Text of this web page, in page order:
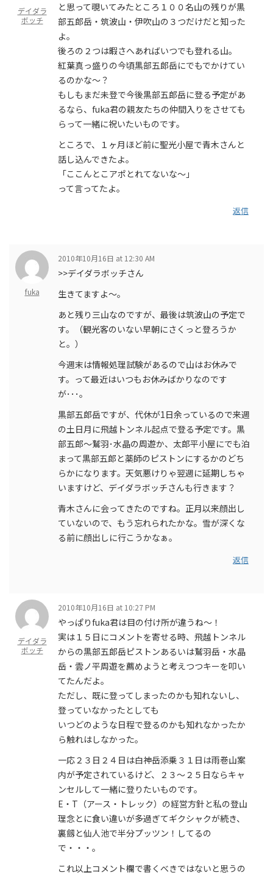
デイダラ
ボッチ
と思って覗いてみたところ１００名山の残りが黒
部五郎岳・筑波山・伊吹山の３つだけだと知った
よ。
後ろの２つは暇さへあればいつでも登れる山。
紅葉真っ盛りの今頃黒部五郎岳にでもでかけてい
るのかな～？
もしもまだ未登で今後黒部五郎岳に登る予定があ
るなら、fuka君の親友たちの仲間入りをさせても
らって一緒に祝いたいものです。
ところで、１ヶ月ほど前に聖光小屋で青木さんと
話し込んできたよ。
「ここんとこアポとれてないな～」
って言ってたよ。
返信
fuka
2010年10月16日 at 12:30 AM
>>デイダラボッチさん
生きてますよ〜。
あと残り三山なのですが、最後は筑波山の予定で
す。（観光客のいない早朝にさくっと登ろうか
と。）
今週末は情報処理試験があるので山はお休みで
す。って最近はいつもお休みばかりなのです
が･･･。
黒部五郎岳ですが、代休が1日余っているので来週
の土日月に飛越トンネル起点で登る予定です。黒
部五郎〜鷲羽･水晶の周遊か、太郎平小屋にでも泊
まって黒部五郎と薬師のピストンにするかのどち
らかになります。天気悪けりゃ翌週に延期しちゃ
いますけど、デイダラボッチさんも行きます？
青木さんに会ってきたのですね。正月以来顔出し
ていないので、もう忘れられたかな。雪が深くな
る前に顔出しに行こうかなぁ。
返信
デイダラ
ボッチ
2010年10月16日 at 10:27 PM
やっぱりfuka君は目の付け所が違うね～！
実は１５日にコメントを寄せる時、飛越トンネル
からの黒部五郎岳ピストンあるいは鷲羽岳・水晶
岳・雲ノ平周遊を薦めようと考えつつキーを叩い
てたんだよ。
ただし、既に登ってしまったのかも知れないし、
登っていなかったとしても
いつどのような日程で登るのかも知れなかったか
ら触れはしなかった。
一応２３日２４日は白神岳添乗３１日は雨巻山案
内が予定されているけど、２３～２５日ならキャ
ンセルして一緒に登りたいものです。
E・T（アース・トレック）の経営方針と私の登山
理念とに食い違いが多過ぎてギクシャクが続き、
裏劔と仙人池で半分プッツン！してるの
で・・・。
これ以上コメント欄で書くべきではないと思うの